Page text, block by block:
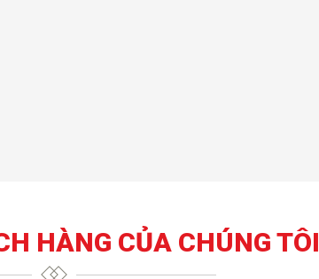
HÀNG CỦA CHÚNG TÔI